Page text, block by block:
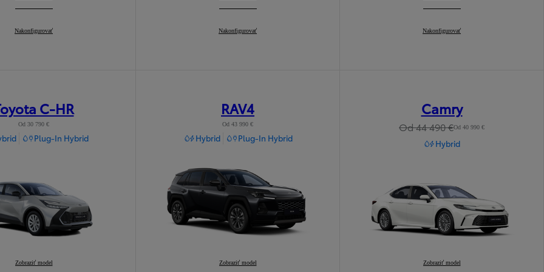
Corolla Hatchback
Nakonfigurovať Corolla Sedan:
Nakonfigurovať Corolla Touring Sports
Nakonfigurovať
C-HR
Od 30 790 €
Plug-In Hybrid
Toyota C-HR:
Zobraziť model
RAV4
Od 43 990 €
Hybrid Plug-In Hybrid
RAV4:
Zobraziť model
Camry
Od 44 490 €Od 40 990 €
Hybrid
Camry:
Zobraziť model